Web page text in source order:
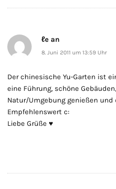
ℓe an
8. Juni 2011 um 13:59 Uhr
Der chinesische Yu-Garten ist
eine Führung, schöne
Natur/Umgebung genießen
Empfehlenswert c:
Liebe Grüße ♥